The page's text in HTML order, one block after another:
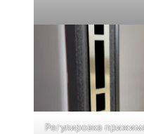
Регулировка